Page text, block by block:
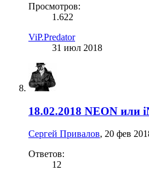
Просмотров:
1.622
ViP.Predator
31 июл 2018
18.02.2018 NEON или
Сергей Привалов, 20 фев
Ответов:
12